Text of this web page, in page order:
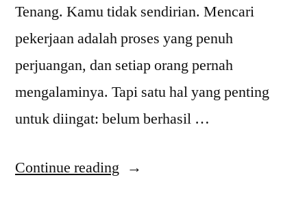
Tenang. Kamu tidak sendirian. Mencari
pekerjaan adalah proses yang penuh
perjuangan, dan setiap orang pernah
mengalaminya. Tapi satu hal yang penting
untuk diingat: belum berhasil …
Continue reading